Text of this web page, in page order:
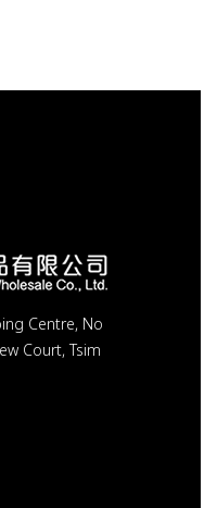
Centre, No
Court, Tsim